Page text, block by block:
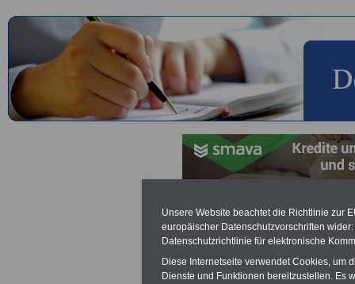
Unsere Website beachtet die Richtlinie zur
europäischer Datenschutzvorschriften
Datenschutzrichtlinie für elektronische
Diese Internetseite verwendet Cookies, um
Dienste und Funktionen bereitzustellen. Es